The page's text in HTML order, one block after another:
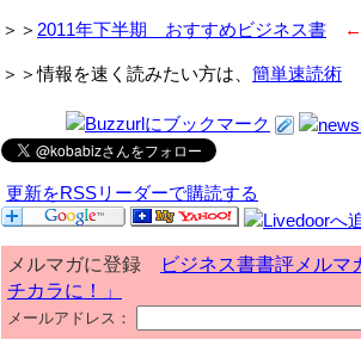
＞＞ 2011年下半期 おすすめビジネス書 ←
＞＞情報を速く読みたい方は、 簡単速読術
更新をRSSリーダーで購読する
メルマガに登録
ビジネス書書評メルマ
チカラに！」
メールアドレス：